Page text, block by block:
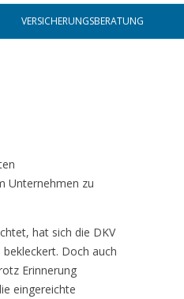
Skip to content
VERSICHERUNGSBERATUNG
Unternehmen zu
hat sich die DKV
Doch auch
Erinnerung
eingereichte